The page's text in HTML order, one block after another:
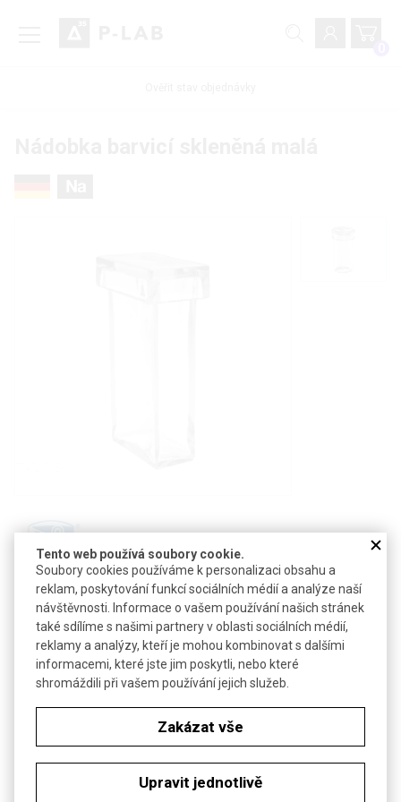
Detail produktu v PDF
Poslat dotaz k produktu
Kyveta s víčkem pro barvení preparátů na podložním skle
Technické parametry
sodnodraselné sklo
Kapacita
výšku
Tento web používá soubory cookie.
Soubory cookies používáme k personalizaci obsahu a
reklam, poskytování funkcí sociálních médií a analýze naší
návštěvnosti. Informace o vašem používání našich stránek
také sdílíme s našimi partnery v oblasti sociálních médií,
reklamy a analýzy, kteří je mohou kombinovat s dalšími
informacemi, které jste jim poskytli, nebo které
shromáždili při vašem používání jejich služeb.
Zakázat vše
Upravit jednotlivě